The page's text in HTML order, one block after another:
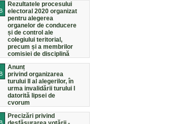
Rezultatele procesului
electoral 2020 organizat
pentru alegerea
organelor de conducere
și de control ale
colegiului teritorial,
precum și a membrilor
comisiei de disciplină
Anunț
privind organizarea
turului II al alegerilor, în
urma invalidării turului I
datorită lipsei de
cvorum
Precizări privind